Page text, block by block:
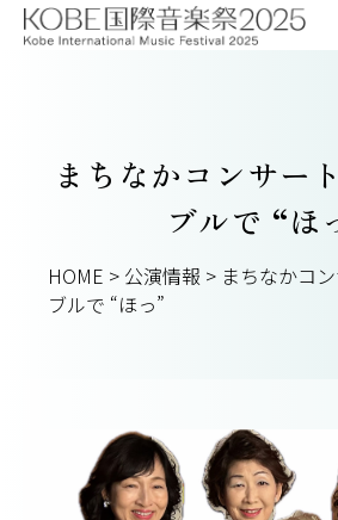
まちなかコンサー
ブルで “ほ
HOME > 公演情報 > まちなかコ
ブルで “ほっ”